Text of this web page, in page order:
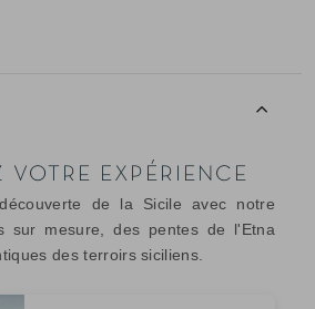
VOTRE EXPÉRIENCE
de la Sicile avec notre
sur mesure, des pentes de l'Etna
des terroirs siciliens.